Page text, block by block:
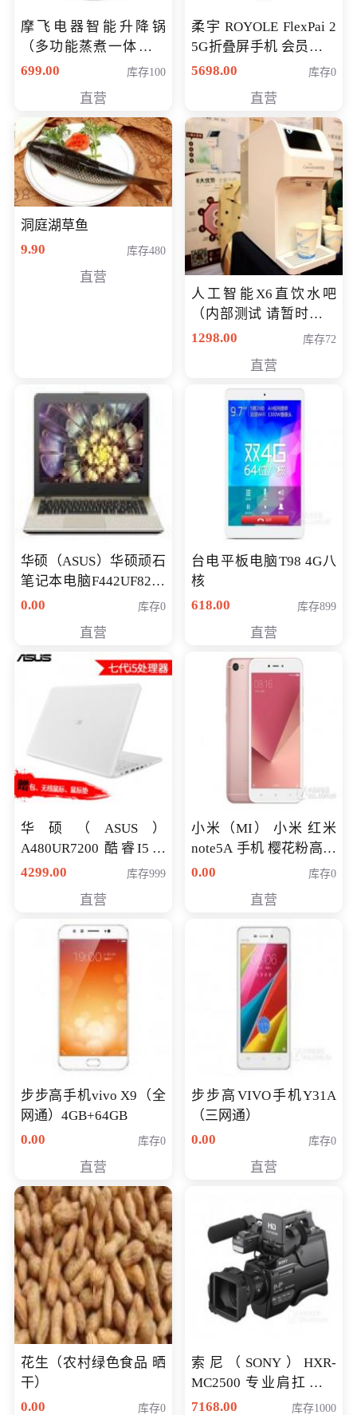
摩飞电器智能升降锅
（多功能蒸煮一体锅）
（智能升降养生锅） 会
699.00 库存100
直营
柔宇 ROYOLE FlexPai 2
5G折叠屏手机 会员专享
购买价格 4998元
5698.00 库存0
直营
洞庭湖草鱼
9.90
库存480
直营
人工智能X6直饮水吧
（内部测试 请暂时不要
购买）
1298.00 库存72
直营
华硕（ASUS）华硕顽石
笔记本电脑F442UF8250
八代独显轻薄办公商务
0.00 库存0
直营
台电平板电脑T98 4G八
核
618.00
库存899
直营
华硕（ASUS）
A480UR7200 酷睿I5超
薄学生办公游戏独显笔
NV930-2G独
4299.00 库存999
直营
小米（MI） 小米 红米
note5A 手机 樱花粉高配
版 全网通(3G+32G)
0.00 库存0
直营
步步高手机vivo X9（全
网通）4GB+64GB
0.00
库存0
直营
步步高VIVO手机Y31A
（三网通）
0.00
库存0
直营
花生（农村绿色食品 晒
干）
0.00
库存0
索尼（SONY）HXR-
MC2500 专业肩扛式存
储卡全高清摄录一体机
7168.00 库存1000